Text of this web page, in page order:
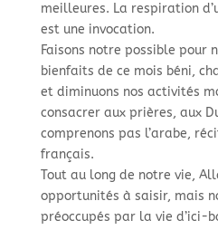
meilleures. La respiration
est une invocation.​
Faisons notre possible pour
bienfaits de ce mois béni,
et diminuons nos activités
consacrer aux prières, aux
comprenons pas l’arabe,
français.​
Tout au long de notre vie,
opportunités à saisir, mais
préoccupés par la vie d’ici-